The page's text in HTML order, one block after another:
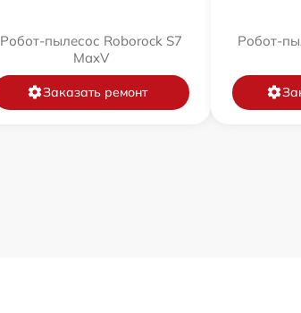
Робот-пылесос Roborock S7
MaxV
Заказать ремонт
Робот-